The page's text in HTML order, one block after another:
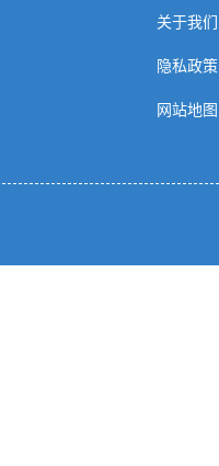
关于我们
隐私政策
网站地图